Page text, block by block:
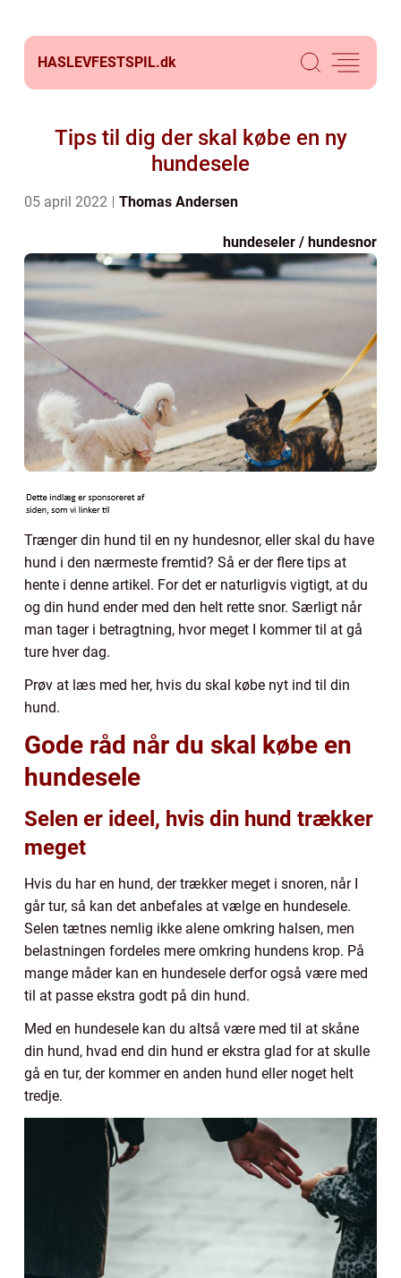
HASLEVFESTSPIL.dk
Tips til dig der skal købe en ny
hundesele
05 april 2022 Thomas Andersen
hundeseler / hundesnor
Trænger din hund til en ny hundesnor, eller skal du have
hund i den nærmeste fremtid? Så er der flere tips at
hente i denne artikel. For det er naturligvis vigtigt, at du
og din hund ender med den helt rette snor. Særligt når
man tager i betragtning, hvor meget I kommer til at gå
ture hver dag.
Prøv at læs med her, hvis du skal købe nyt ind til din
hund.
Gode råd når du skal købe en
hundesele
Selen er ideel, hvis din hund trækker
meget
Hvis du har en hund, der trækker meget i snoren, når I
går tur, så kan det anbefales at vælge en hundesele.
Selen tætnes nemlig ikke alene omkring halsen, men
belastningen fordeles mere omkring hundens krop. På
mange måder kan en hundesele derfor også være med
til at passe ekstra godt på din hund.
Med en hundesele kan du altså være med til at skåne
din hund, hvad end din hund er ekstra glad for at skulle
gå en tur, der kommer en anden hund eller noget helt
tredje.